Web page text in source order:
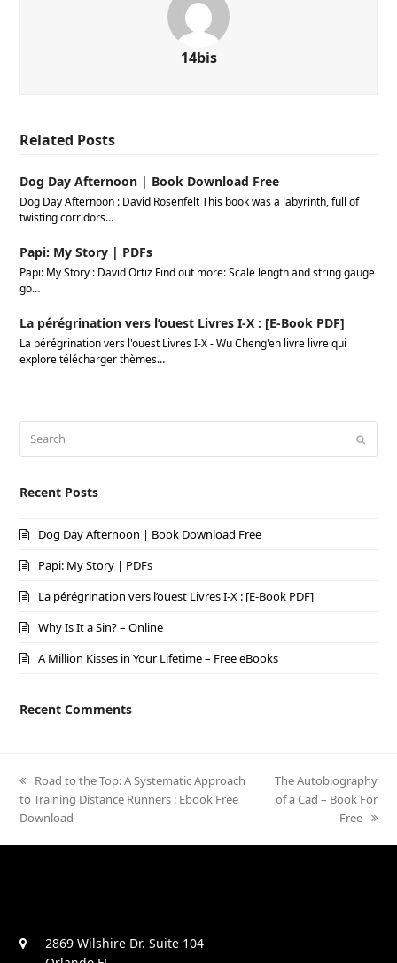
14bis
Related Posts
Dog Day Afternoon | Book Download Free
Dog Day Afternoon : David Rosenfelt This book was a labyrinth, full of
twisting corridors…
Papi: My Story | PDFs
Papi: My Story : David Ortiz Find out more: Scale length and string gauge
go…
La pérégrination vers l’ouest Livres I-X : [E-Book PDF]
La pérégrination vers l'ouest Livres I-X - Wu Cheng'en livre livre qui
explore télécharger thèmes…
Recent Posts
Dog Day Afternoon | Book Download Free
Papi: My Story | PDFs
La pérégrination vers l’ouest Livres I-X : [E-Book PDF]
Why Is It a Sin? – Online
A Million Kisses in Your Lifetime – Free eBooks
Recent Comments
previous
post:
Road to the Top: A Systematic Approach
to Training Distance Runners : Ebook Free
Download
next
post:
The Autobiography
of a Cad – Book For
Free
2869 Wilshire Dr. Suite 104